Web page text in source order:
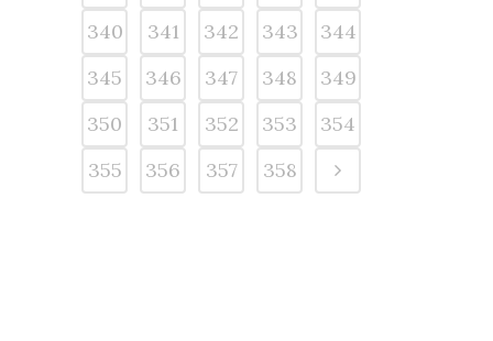
340
341 342 343
344
345
346 347 348
349
350
351 352 353
354
355
356 357 358